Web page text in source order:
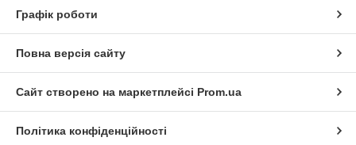
Графік роботи
Повна версія сайту
Сайт створено на маркетплейсі Prom.ua
Політика конфіденційності